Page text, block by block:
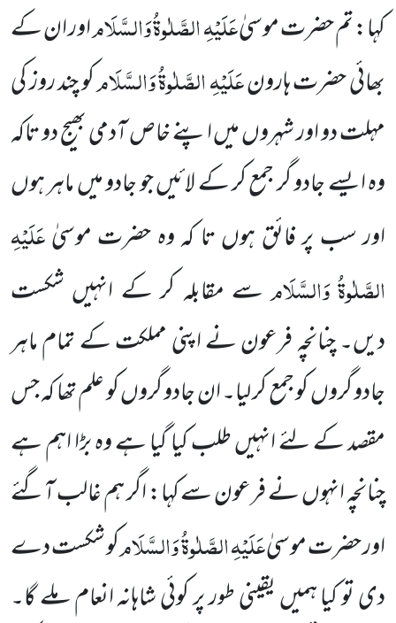
کہا: تم حضرت موسیٰعَلَیْہِ الصَّلٰوۃُ وَالسَّلَاماور ان کے
بھائی حضرت ہارونعَلَیْہِ الصَّلٰوۃُ وَالسَّلَامکو چند روز کی
مہلت دو اور شہروں میں اپنے خاص آدمی بھیج دو تاکہ
وہ ایسے جادو گر جمع کر کے لائیں جو جادو میں ماہر ہوں
اور سب پر فائق ہوں تا کہ وہ حضرت موسیٰعَلَیْہِ
الصَّلٰوۃُ وَالسَّلَامسے مقابلہ کر کے انہیں شکست
دیں۔ چنانچہ فرعون نے اپنی مملکت کے تمام ماہر
جادو گروں کو جمع کر لیا۔ ان جادو گروں کو علم تھا کہ جس
مقصد کے لئے انہیں طلب کیا گیا ہے وہ بڑا اہم ہے
چنانچہ انہوں نے فرعون سے کہا: اگر ہم غالب آگئے
اور حضرت موسیٰعَلَیْہِ الصَّلٰوۃُ وَالسَّلَامکو شکست دے
دی تو کیا ہمیں یقینی طور پر کوئی شاہانہ انعام ملے گا۔